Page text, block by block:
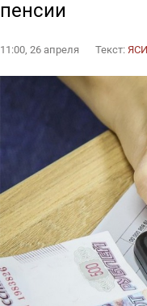
пенсии
11:00, 26 апреля Текст: